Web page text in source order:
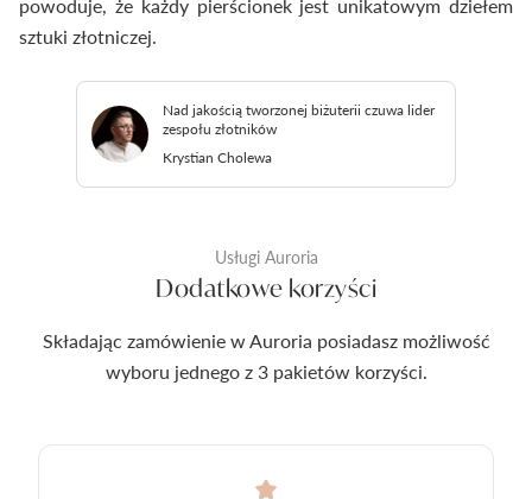
sztuki złotniczej.
Nad jakością tworzonej biżuterii czuwa lider
zespołu złotników
Krystian Cholewa
Usługi Auroria
Dodatkowe korzyści
Składając zamówienie w Auroria posiadasz możliwość
wyboru jednego z 3 pakietów korzyści.